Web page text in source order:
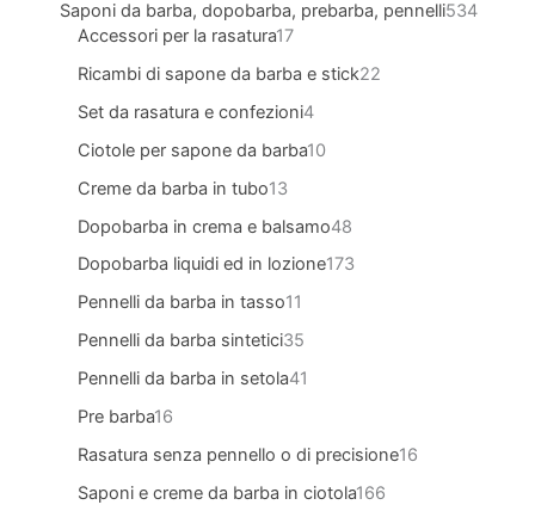
Saponi da barba, dopobarba, prebarba, pennelli534
Accessori per la rasatura17
Ricambi di sapone da barba e stick22
Set da rasatura e confezioni4
Ciotole per sapone da barba10
Creme da barba in tubo13
Dopobarba in crema e balsamo48
Dopobarba liquidi ed in lozione173
Pennelli da barba in tasso11
Pennelli da barba sintetici35
Pennelli da barba in setola41
Pre barba16
Rasatura senza pennello o di precisione16
Saponi e creme da barba in ciotola166